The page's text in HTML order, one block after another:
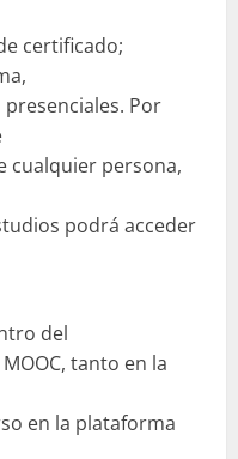
certificado;
Por
cualquier persona,
podrá acceder
del
tanto en la
en la plataforma